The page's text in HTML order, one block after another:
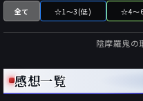
全て ☆1～3(低) ☆4～
陰摩羅鬼の
感想一覧